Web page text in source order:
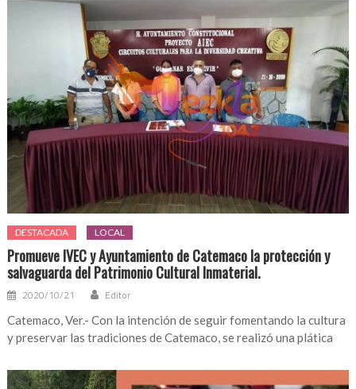
DESTACADA LOCAL
Promueve IVEC y Ayuntamiento de Catemaco la protección y
salvaguarda del Patrimonio Cultural Inmaterial.
2020/10/21 Editor
Catemaco, Ver.- Con la intención de seguir fomentando la cultura
y preservar las tradiciones de Catemaco, se realizó una plática